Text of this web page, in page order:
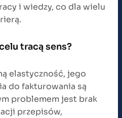
i wiedzy, co dla wielu
tracą sens?
elastyczność, jego
do fakturowania są
problemem jest brak
przepisów,